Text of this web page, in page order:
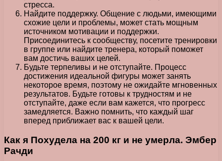
стресса.
Найдите поддержку. Общение с людьми, имеющими
схожие цели и проблемы, может стать мощным
источником мотивации и поддержки.
Присоединитесь к сообществу, посетите тренировки
в группе или найдите тренера, который поможет
вам достичь ваших целей.
Будьте терпеливы и не отступайте. Процесс
достижения идеальной фигуры может занять
некоторое время, поэтому не ожидайте мгновенных
результатов. Будьте готовы к трудностям и не
отступайте, даже если вам кажется, что прогресс
замедляется. Важно помнить, что каждый шаг
вперед приближает вас к вашей цели.
Как я Похудела на 200 кг и не умерла. Эмбер
Рачди